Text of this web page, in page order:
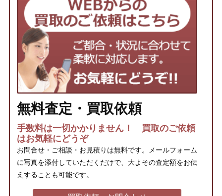
無料査定・買取依頼
手数料は一切かかりません！ 買取のご依頼
はお気軽にどうぞ
お問合せ・ご相談・お見積りは無料です。メールフォーム
に写真を添付していただくだけで、大よその査定額をお伝
えすることも可能です。